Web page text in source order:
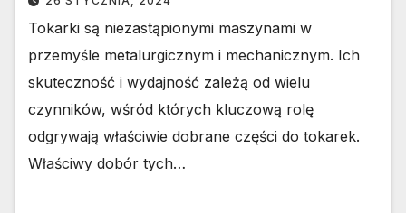
Tokarki są niezastąpionymi maszynami w
przemyśle metalurgicznym i mechanicznym. Ich
skuteczność i wydajność zależą od wielu
czynników, wśród których kluczową rolę
odgrywają właściwie dobrane części do tokarek.
Właściwy dobór tych…